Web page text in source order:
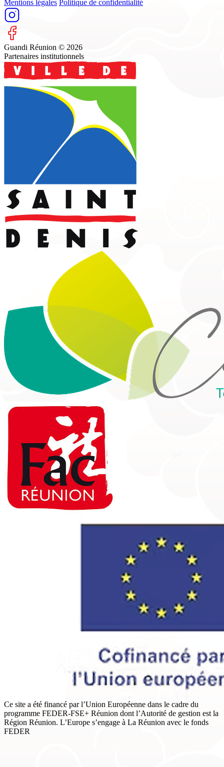
Mentions légales Politique de confidentialité
Guandi Réunion © 2026
Partenaires institutionnels
Ce site a été financé par l’Union Européenne dans le cadre du
programme FEDER-FSE+ Réunion dont l’Autorité de gestion est la
Région Réunion. L’Europe s’engage à La Réunion avec le fonds
FEDER